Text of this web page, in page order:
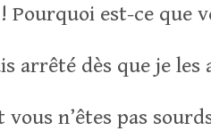
Pourquoi est-ce que
arrêté dès que je les
n’êtes pas